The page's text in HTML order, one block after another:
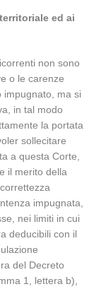
ed ai
non sono
o le carenze
impugnato, ma si
in tal modo
la portata
sollecitare
a questa Corte,
il merito della
impugnata,
nei limiti in cui
deducibili con il
del Decreto
1, lettera b),